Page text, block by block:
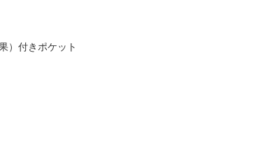
）付きポケット